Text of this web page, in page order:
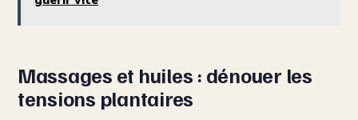
Massages et huiles : dénouer les
tensions plantaires